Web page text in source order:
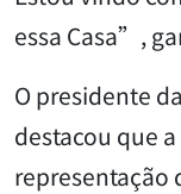
essa Casa”,
O presidente
destacou que
representação